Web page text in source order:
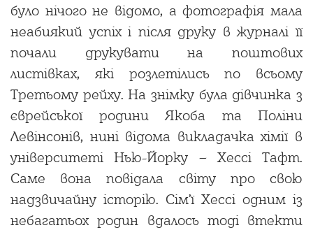
було нічого не відомо, а фотографія мала
неабиякий успіх і після друку в журналі її
почали друкувати на поштових
листівках, які розлетілись по всьому
Третьому рейху. На знімку була дівчинка з
єврейської родини Якоба та Поліни
Левінсонів, нині відома викладачка хімії в
університеті Нью-Йорку – Хессі Тафт.
Саме вона повідала світу про свою
надзвичайну історію. Сім’ї Хессі одним із
небагатьох родин вдалось тоді втекти